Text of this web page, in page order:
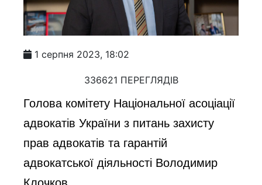
1 серпня 2023, 18:02
336621 ПЕРЕГЛЯДІВ
Голова комітету Національної асоціації
адвокатів України з питань захисту
прав адвокатів та гарантій
адвокатської діяльності Володимир